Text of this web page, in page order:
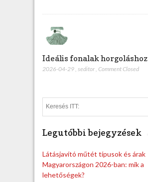
Ideális fonalak horgoláshoz
2026-04-29, seditor, Comment Closed
Legutóbbi bejegyzések
Látásjavító műtét típusok és árak
Magyarországon 2026-ban: mik a
lehetőségek?